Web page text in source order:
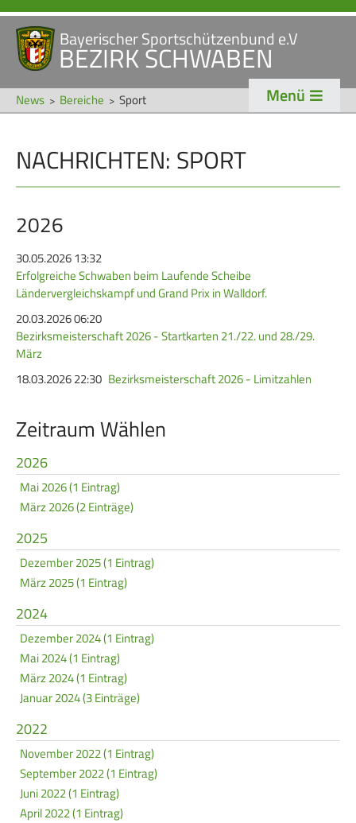
Bayerischer Sportschützenbund e.V
BEZIRK SCHWABEN
News Bereiche Sport Menü
NACHRICHTEN: SPORT
2026
30.05.2026 13:32
Erfolgreiche Schwaben beim Laufende Scheibe
Ländervergleichskampf und Grand Prix in Walldorf.
20.03.2026 06:20
Bezirksmeisterschaft 2026 - Startkarten 21./22. und 28./29.
März
18.03.2026 22:30 Bezirksmeisterschaft 2026 - Limitzahlen
Zeitraum Wählen
2026
Mai 2026 (1 Eintrag)
März 2026 (2 Einträge)
2025
Dezember 2025 (1 Eintrag)
März 2025 (1 Eintrag)
2024
Dezember 2024 (1 Eintrag)
Mai 2024 (1 Eintrag)
März 2024 (1 Eintrag)
Januar 2024 (3 Einträge)
2022
November 2022 (1 Eintrag)
September 2022 (1 Eintrag)
Juni 2022 (1 Eintrag)
April 2022 (1 Eintrag)
Navigation
überspringen
STARTSEITE
VERANSTALTUNGEN
NEWS
überspringen
VERBAND
Veranstaltungen
Bezirk Schwaben
Gaue & Mitglieder
Referenten
Ehrungen
Service
TRADITION
Schützentradition
Oktoberfest
Meisterschaften
Bogen
Senioren-Auflage
Kader
RWK
Bezirkspokal
DAMEN
Damen im Schützensport
Bezirkspokal
Frauen Ü40
Navigation
überspringen
Datenschutz